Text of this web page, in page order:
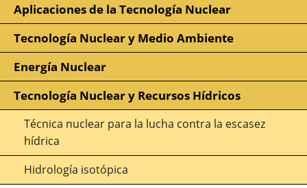
Aplicaciones de la Tecnología Nuclear
Tecnología Nuclear y Medio Ambiente
Energía Nuclear
Tecnología Nuclear y Recursos Hídricos
Técnica nuclear para la lucha contra la escasez
hídrica
Hidrología isotópica